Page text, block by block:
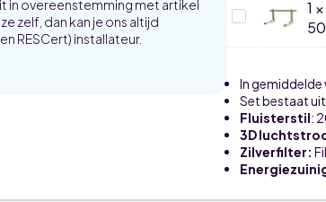
overeenstemming met artikel
zelf, dan kan je ons altijd
RESCert) installateur.
meter
rol
Airco
muurbeugel
voor
1
In
Set bestaat
Fluisterstil:
3D
Zilverfilter: